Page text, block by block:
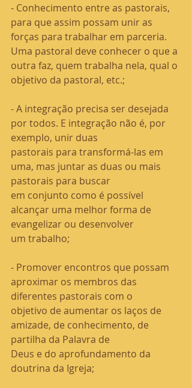
- Conhecimento entre as pastorais,
para que assim possam unir as
forças para trabalhar em parceria.
Uma pastoral deve conhecer o que a
outra faz, quem trabalha nela, qual o
objetivo da pastoral, etc.;
- A integração precisa ser desejada
por todos. E integração não é, por
exemplo, unir duas
pastorais para transformá-las em
uma, mas juntar as duas ou mais
pastorais para buscar
em conjunto como é possível
alcançar uma melhor forma de
evangelizar ou desenvolver
um trabalho;
- Promover encontros que possam
aproximar os membros das
diferentes pastorais com o
objetivo de aumentar os laços de
amizade, de conhecimento, de
partilha da Palavra de
Deus e do aprofundamento da
doutrina da Igreja;